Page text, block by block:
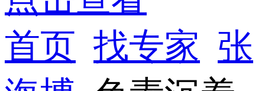
首页 找专家 张